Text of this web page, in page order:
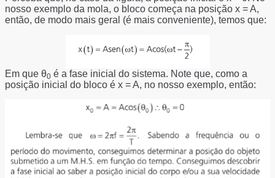
nosso exemplo da mola, o bloco começa na posição x = A,
então, de modo mais geral (é mais conveniente), temos que:
Em que θ0 é a fase inicial do sistema. Note que, como a
posição inicial do bloco é x = A, no nosso exemplo, então: